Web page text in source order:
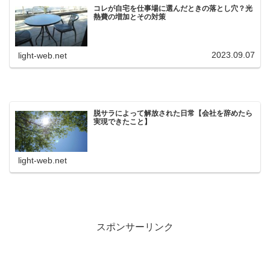
コレが自宅を仕事場に選んだときの落とし穴？光
熱費の増加とその対策
light-web.net 2023.09.07
脱サラによって解放された日常【会社を辞めたら
実現できたこと】
light-web.net
スポンサーリンク